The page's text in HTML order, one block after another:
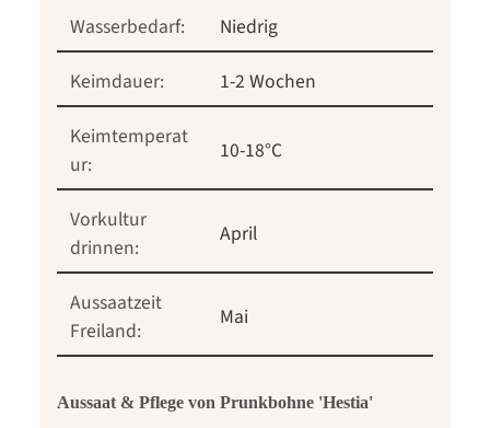
Wasserbedarf:
Niedrig
Keimdauer:
1-2 Wochen
Keimtemperat
ur:
10-18°C
Vorkultur
drinnen:
April
Aussaatzeit
Freiland:
Mai
Aussaat & Pflege von Prunkbohne 'Hestia'